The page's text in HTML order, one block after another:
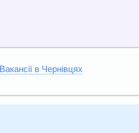
Вакансії в Чернівцях